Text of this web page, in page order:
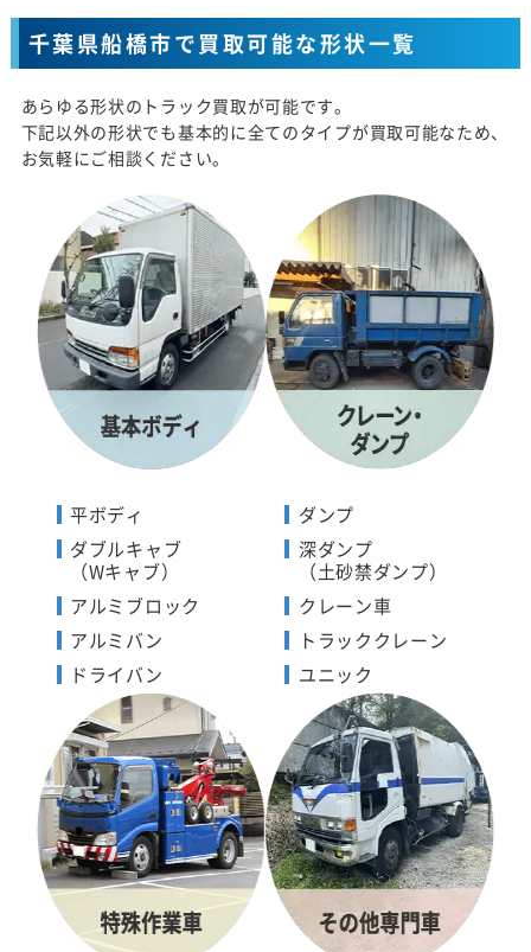
千葉県船橋市で買取可能な形状一覧
あらゆる形状のトラック買取が可能です。
下記以外の形状でも基本的に全てのタイプが買取可能なため、
お気軽にご相談ください。
平ボディ
ダブルキャブ
（Wキャブ）
アルミブロック
アルミバン
ドライバン
ダンプ
深ダンプ
（土砂禁ダンプ）
クレーン車
トラッククレーン
ユニック